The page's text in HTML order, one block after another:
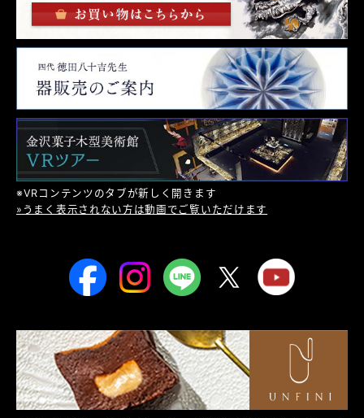
※VRコンテンツのタブが新しく開きます
»うまく表示されない方は動画でご覧いただけます